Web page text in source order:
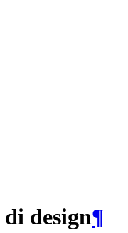
design¶